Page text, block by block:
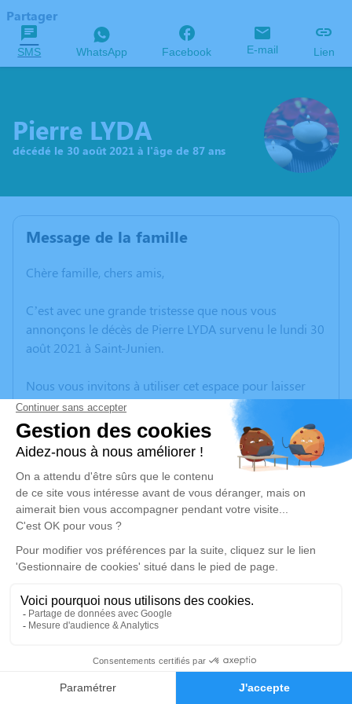
Faire-part Hommages
Partager
SMS WhatsApp Facebook E-mail Lien
Pierre LYDA
décédé le 30 août 2021 à l'âge de 87 ans
Message de la famille
Chère famille, chers amis,
C’est avec une grande tristesse que nous vous
annonçons le décès de Pierre LYDA survenu le lundi 30
août 2021 à Saint-Junien.
Nous vous invitons à utiliser cet espace pour laisser
vos condoléances, partager des photos souvenirs, une
anecdote ou exprimer vos pensées à travers des
poèmes ou des textes. Cet endroit est un lieu
d'expression dédié à honorer la mémoire de Pierre
LYDA.
Un service de plantation d’arbre hommage est
disponible ici.
Je rends hommage
Inhumation
Cimetière de Saint-Junien
Avenue Elisée Reclus